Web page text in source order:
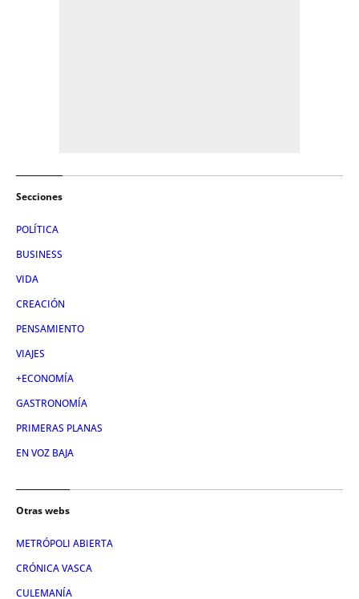
Secciones
POLÍTICA
BUSINESS
VIDA
CREACIÓN
PENSAMIENTO
VIAJES
+ECONOMÍA
GASTRONOMÍA
PRIMERAS PLANAS
EN VOZ BAJA
Otras webs
METRÓPOLI ABIERTA
CRÓNICA VASCA
CULEMANÍA